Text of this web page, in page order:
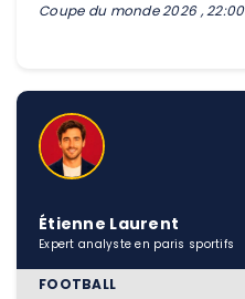
Coupe du monde 2026 ,
Étienne Laurent
Expert analyste en paris sportifs
FOOTBALL